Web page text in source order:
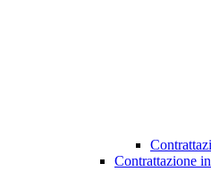
Contrattazione